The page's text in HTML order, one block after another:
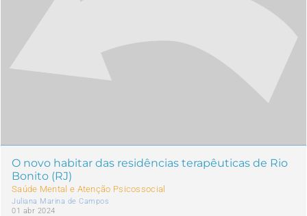
O novo habitar das residências terapêuticas de Rio
Bonito (RJ)
Saúde Mental e Atenção Psicossocial
Juliana Marina de Campos
01 abr 2024